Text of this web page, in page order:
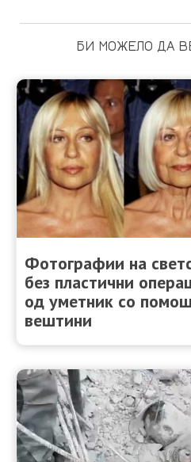
БИ МОЖЕЛО ДА
Фотографии на
без пластични
од уметник со
вештини